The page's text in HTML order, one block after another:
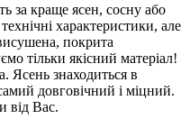
за краще ясен, сосну або
характеристики, але
покрита
тільки якісний матеріал!
Ясень знаходиться в
довговічний і міцний.
від Вас.